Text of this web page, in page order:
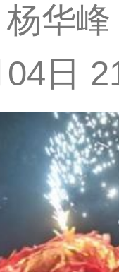
华峰
日